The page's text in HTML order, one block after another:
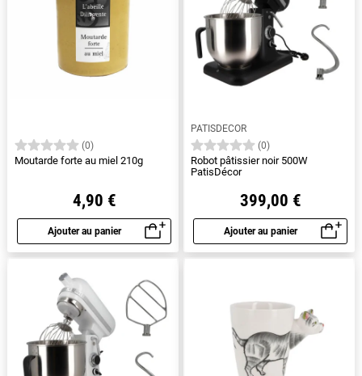
(0)
Moutarde forte au miel 210g
4,90 €
Ajouter au panier
Aperçu rapide
PATISDECOR
(0)
Robot pâtissier noir 500W
PatisDécor
399,00 €
Ajouter au panier
Aperçu rapide